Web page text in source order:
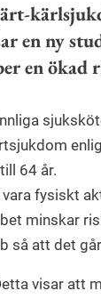
en ny
en ökad
64 år.
fysiskt
minskar
så att det
visar att